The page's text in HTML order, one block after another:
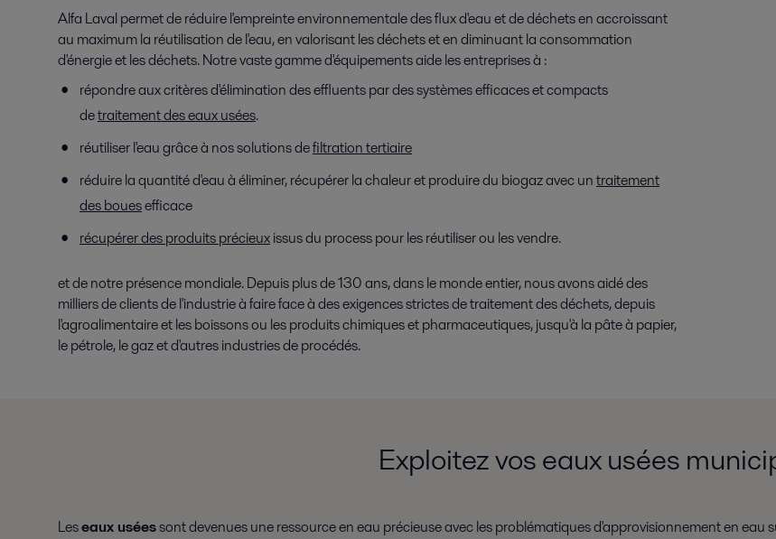
Alfa Laval permet de réduire l'empreinte environnementale des flux d'eau et de déchets en accroissant
au maximum la réutilisation de l'eau, en valorisant les déchets et en diminuant la consommation
d'énergie et les déchets. Notre vaste gamme d'équipements aide les entreprises à :
répondre aux critères d'élimination des effluents par des systèmes efficaces et compacts
detraitement des eaux usées.
réutiliser l'eau grâce à nos solutions defiltration tertiaire
réduire la quantité d'eau à éliminer, récupérer la chaleur et produire du biogaz avec untraitement
des bouesefficace
récupérer des produits précieuxissus du process pour les réutiliser ou les vendre.
et de notre présence mondiale. Depuis plus de 130 ans, dans le monde entier, nous avons aidé des
milliers de clients de l'industrie à faire face à des exigences strictes de traitement des déchets, depuis
l'agroalimentaire et les boissons ou les produits chimiques et pharmaceutiques, jusqu'à la pâte à papier,
le pétrole, le gaz et d'autres industries de procédés.
Exploitez vos eaux usées
Leseaux uséessont devenues une ressource en eau précieuse avec les problématiques d'approvisionnement en eau